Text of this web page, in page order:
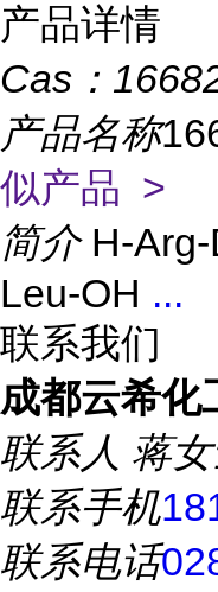
产品详情
Cas：
产品名称
似产品 >
简介 H-
Leu-OH ...
联系我们
成都云希化
联系人 蒋
联系手机
联系电话